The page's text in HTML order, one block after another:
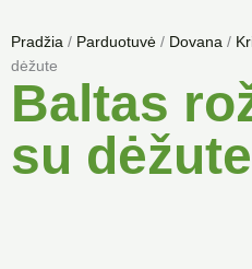
Pradžia / Parduotuvė / Dovana /
dėžute
Baltas
su dėžute